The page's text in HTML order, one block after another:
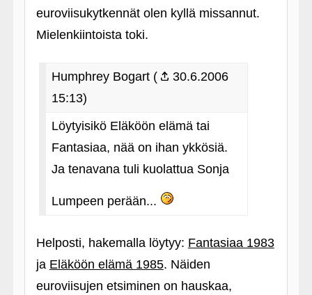
euroviisukytkennät olen kyllä missannut.
Mielenkiintoista toki.
Humphrey Bogart (
30.6.2006
15:13)
Löytyisikö Eläköön elämä tai
Fantasiaa, nää on ihan ykkösiä.
Ja tenavana tuli kuolattua Sonja
Lumpeen perään...
Helposti, hakemalla löytyy: Fantasiaa 1983
ja Eläköön elämä 1985. Näiden
euroviisujen etsiminen on hauskaa,